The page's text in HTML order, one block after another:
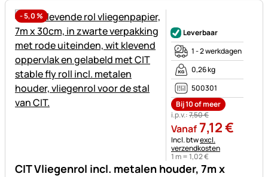
-5,0%
CIT Vliegenrol incl. metalen houder, 7m x
Leverbaar
1 - 2 werkdagen
0,26 kg
500301
Bij 10 of meer
i.p.v.:7,50€
Vanaf7,12€
Belastinginformatie:
Incl. btwexcl.
verzendkosten
1 m =1,02€